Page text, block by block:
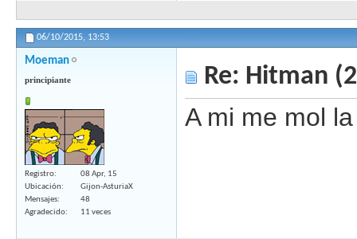
06/10/2015, 13:53
Moeman
principiante
Registro
08 Apr, 15
Ubicación
Gijon-AsturiaX
Mensajes
48
Agradecido
11 veces
Re: Hitman
A mi me mol